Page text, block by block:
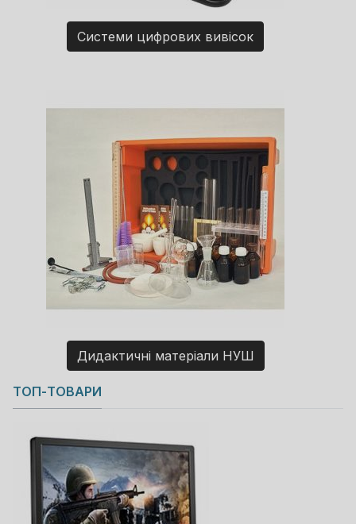
Системи цифрових вивісок
Дидактичні матеріали НУШ
Copyright MAXXmarketing GmbH
JoomShopping Download & Support
ТОП-ТОВАРИ